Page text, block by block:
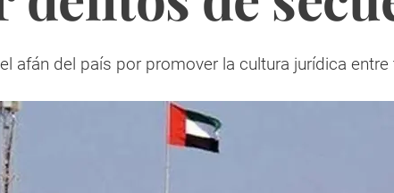
afán del país por promover la cultura jurídica